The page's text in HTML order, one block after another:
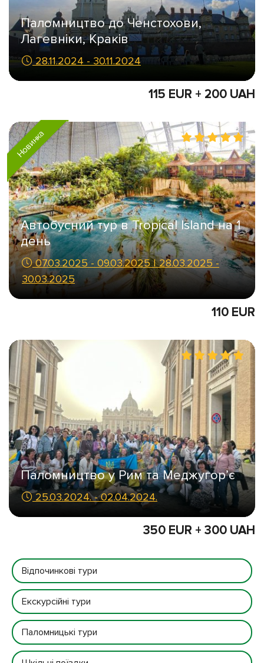
Відпочинкові тури
Екскурсійні тури
Паломницькі тури
Паломництво до Ченстохови,
Лагевніки, Краків
28.11.2024 - 30.11.2024
115 EUR + 200 UAH
Новинка
Автобусний тур в Tropical Island на 1
день
07.03.2025 - 09.03.2025 | 28.03.2025 -
30.03.2025
110 EUR
Паломництво у Рим та Меджугор’є
25.03.2024. - 02.04.2024.
350 EUR + 300 UAH